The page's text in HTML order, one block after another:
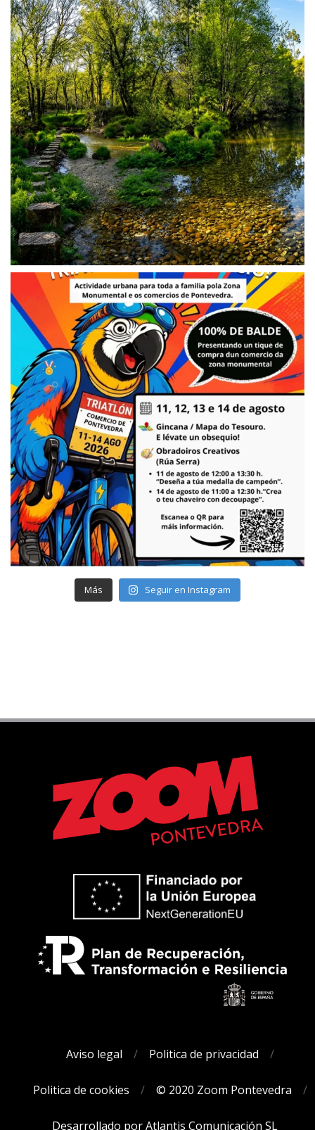
Más Seguir en Instagram
Aviso legal Politica de privacidad
Politica de cookies © 2020 Zoom Pontevedra
Desarrollado por Atlantis Comunicación SL